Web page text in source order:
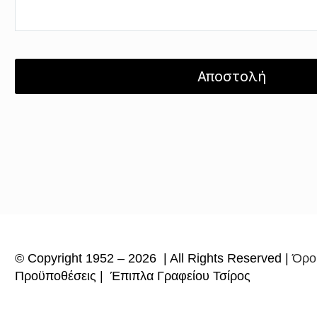
© Copyright 1952 – 2026 | All Rights Reserved |
Προϋποθέσεις | Έπιπλα Γραφείου Τσίρος